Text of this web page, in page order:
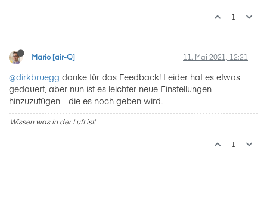
1
Mario [air-Q] 11. Mai 2021, 12:21
@dirkbruegg danke für das Feedback! Leider hat es etwas
gedauert, aber nun ist es leichter neue Einstellungen
hinzuzufügen - die es noch geben wird.
Wissen was in der Luft ist!
1